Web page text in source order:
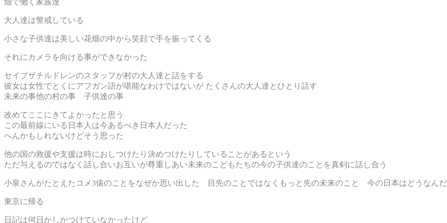
畑で働く家族達
大人達は警戒している
小さな子供達は美しい花畑の中から笑顔で手を振ってくる
それにカメラを向ける事ができなかった
セイブザチルドレンのスタッフが村の大人達と話をする
彼女は女性でとくにアフガン語が堪能なわけではないが たくさんの大人達とひとり話す
未来の事他の村の事 子供達の事
改めてここにきてよかったと思う
この最前線にいる日本人は今あるべき日本人だった
へんかもしれないけどそう思った
他の国の救援や支援は時におしつけたり決めつけたりしていることがあるという
ただ与えるのではなく話し合いお互いが尊重しあい未来のこどもたちの今の子供達のことを真剣に話し合う
小泉さんがたとえたコメ3俵のことをなぜか思い出した 目先のことではなくもっと先の未来のこと 今の日本はどうなん
東京に帰る
日記は何日かしかつけていなかったけど